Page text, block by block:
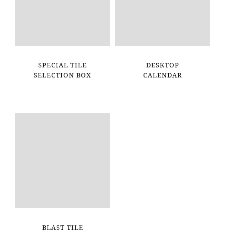
SPECIAL TILE
SELECTION BOX
DESKTOP
CALENDAR
BLAST TILE